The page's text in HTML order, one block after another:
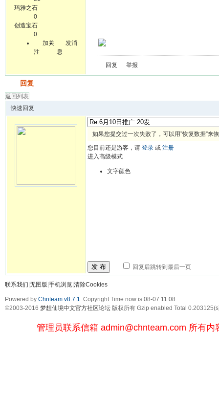
玛雅之石
0
创造宝石
0
加关
注
发消
息
回复 举报
回复
返回列表
快速回复
如果您提交过一次失败了，可以用”恢复数据”来
您目前还是游客，请 登录 或 注册
进入高级模式
文字颜色
发 布 回复后跳转到最后一页
联系我们 无图版 手机浏览 清除Cookies
Powered by Chnteam v8.7.1 Copyright Time now is:08-07 11:08
©2003-2016 梦想仙境中文官方社区论坛 版权所有 Gzip enabled Total
管理员联系信箱 admin@chnteam.com 所有内